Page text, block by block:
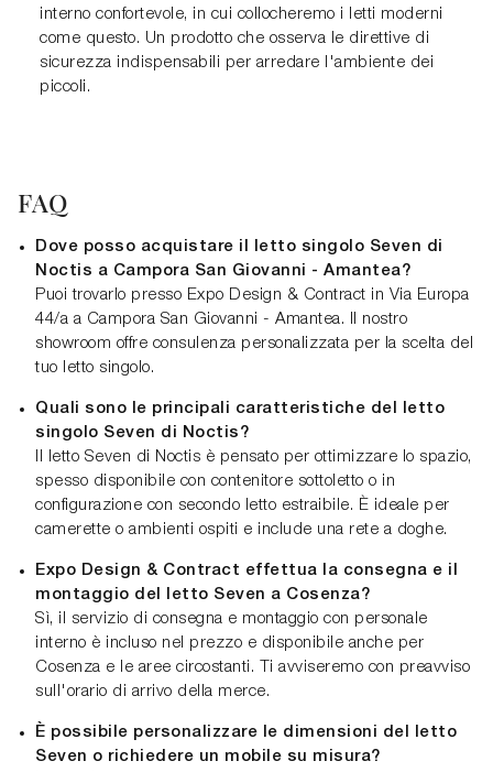
interno confortevole, in cui collocheremo i letti moderni
come questo. Un prodotto che osserva le direttive di
sicurezza indispensabili per arredare l'ambiente dei
piccoli.
FAQ
Dove posso acquistare il letto singolo Seven di
Noctis a Campora San Giovanni - Amantea?
Puoi trovarlo presso Expo Design & Contract in Via Europa
44/a a Campora San Giovanni - Amantea. Il nostro
showroom offre consulenza personalizzata per la scelta del
tuo letto singolo.
Quali sono le principali caratteristiche del letto
singolo Seven di Noctis?
Il letto Seven di Noctis è pensato per ottimizzare lo spazio,
spesso disponibile con contenitore sottoletto o in
configurazione con secondo letto estraibile. È ideale per
camerette o ambienti ospiti e include una rete a doghe.
Expo Design & Contract effettua la consegna e il
montaggio del letto Seven a Cosenza?
Sì, il servizio di consegna e montaggio con personale
interno è incluso nel prezzo e disponibile anche per
Cosenza e le aree circostanti. Ti avviseremo con preavviso
sull'orario di arrivo della merce.
È possibile personalizzare le dimensioni del letto
Seven o richiedere un mobile su misura?